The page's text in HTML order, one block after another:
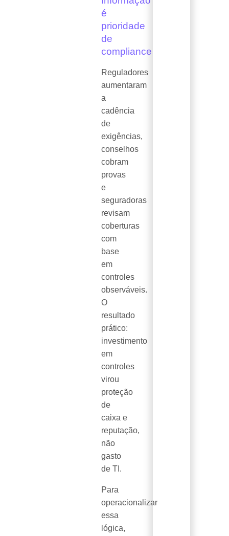
é
prioridade
de
compliance
Reguladores
aumentaram
a
cadência
de
exigências,
conselhos
cobram
provas
e
seguradoras
revisam
coberturas
com
base
em
controles
observáveis.
O
resultado
prático:
investimento
em
controles
virou
proteção
de
caixa e
reputação,
não
gasto
de TI.
Para
operacionalizar
essa
lógica,